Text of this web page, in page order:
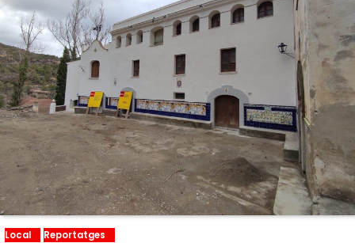
Local Reportatges